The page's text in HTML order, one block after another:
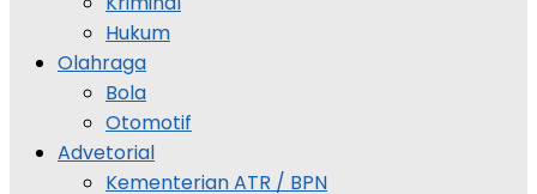
Hukum
Olahraga
Bola
Otomotif
Advetorial
Kementerian ATR / BPN